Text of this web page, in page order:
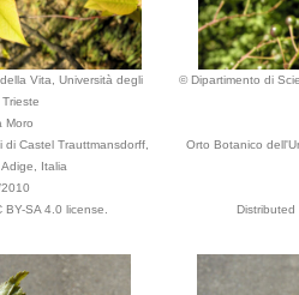
Vita, Università degli
Moro
Castel Trauttmansdorff,
Italia
SA 4.0 license.
© Dipartimento di
Orto Botanico
Distributed